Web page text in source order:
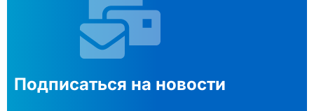
Подписаться на новости